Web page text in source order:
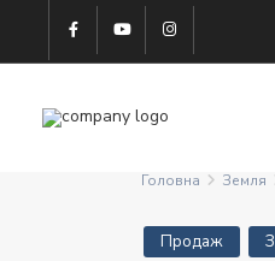
Головна Земля
Продаж